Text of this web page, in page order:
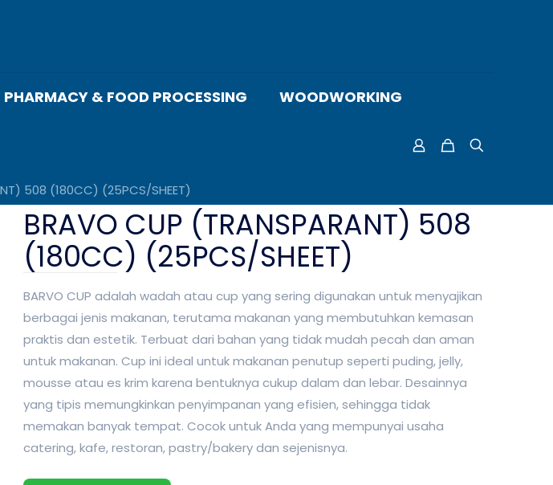
PHARMACY & FOOD PROCESSING WOODWORKING
508 (180CC) (25PCS/SHEET)
BRAVO CUP (TRANSPARANT) 508
(180CC) (25PCS/SHEET)
BARVO CUP adalah wadah atau cup yang sering digunakan untuk menyajikan
berbagai jenis makanan, terutama makanan yang membutuhkan kemasan
praktis dan estetik. Terbuat dari bahan yang tidak mudah pecah dan aman
untuk makanan. Cup ini ideal untuk makanan penutup seperti puding, jelly,
mousse atau es krim karena bentuknya cukup dalam dan lebar. Desainnya
yang tipis memungkinkan penyimpanan yang efisien, sehingga tidak
memakan banyak tempat. Cocok untuk Anda yang mempunyai usaha
catering, kafe, restoran, pastry/bakery dan sejenisnya.